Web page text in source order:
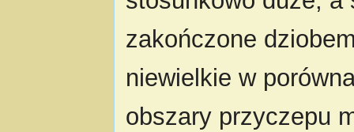
zakończone
niewielkie w
obszary przyczepu